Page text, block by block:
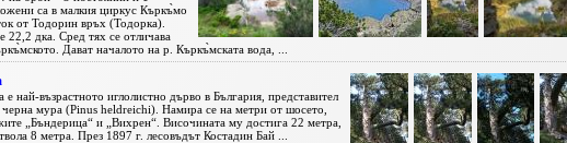
са в малкия циркус Къркъ̀мо
от Тодорин връх (Тодорка).
дка. Сред тях се отличава
Дават началото на р. Къркъ̀мската вода, ...
най-възрастното иглолистно дърво в България, представител
черна мура (Pinus heldreichi). Намира се на метри от шосето,
„Бъндерица“ и „Вихрен“. Височината му достига 22 метра,
8 метра. През 1897 г. лесовъдът Костадин Бай ...